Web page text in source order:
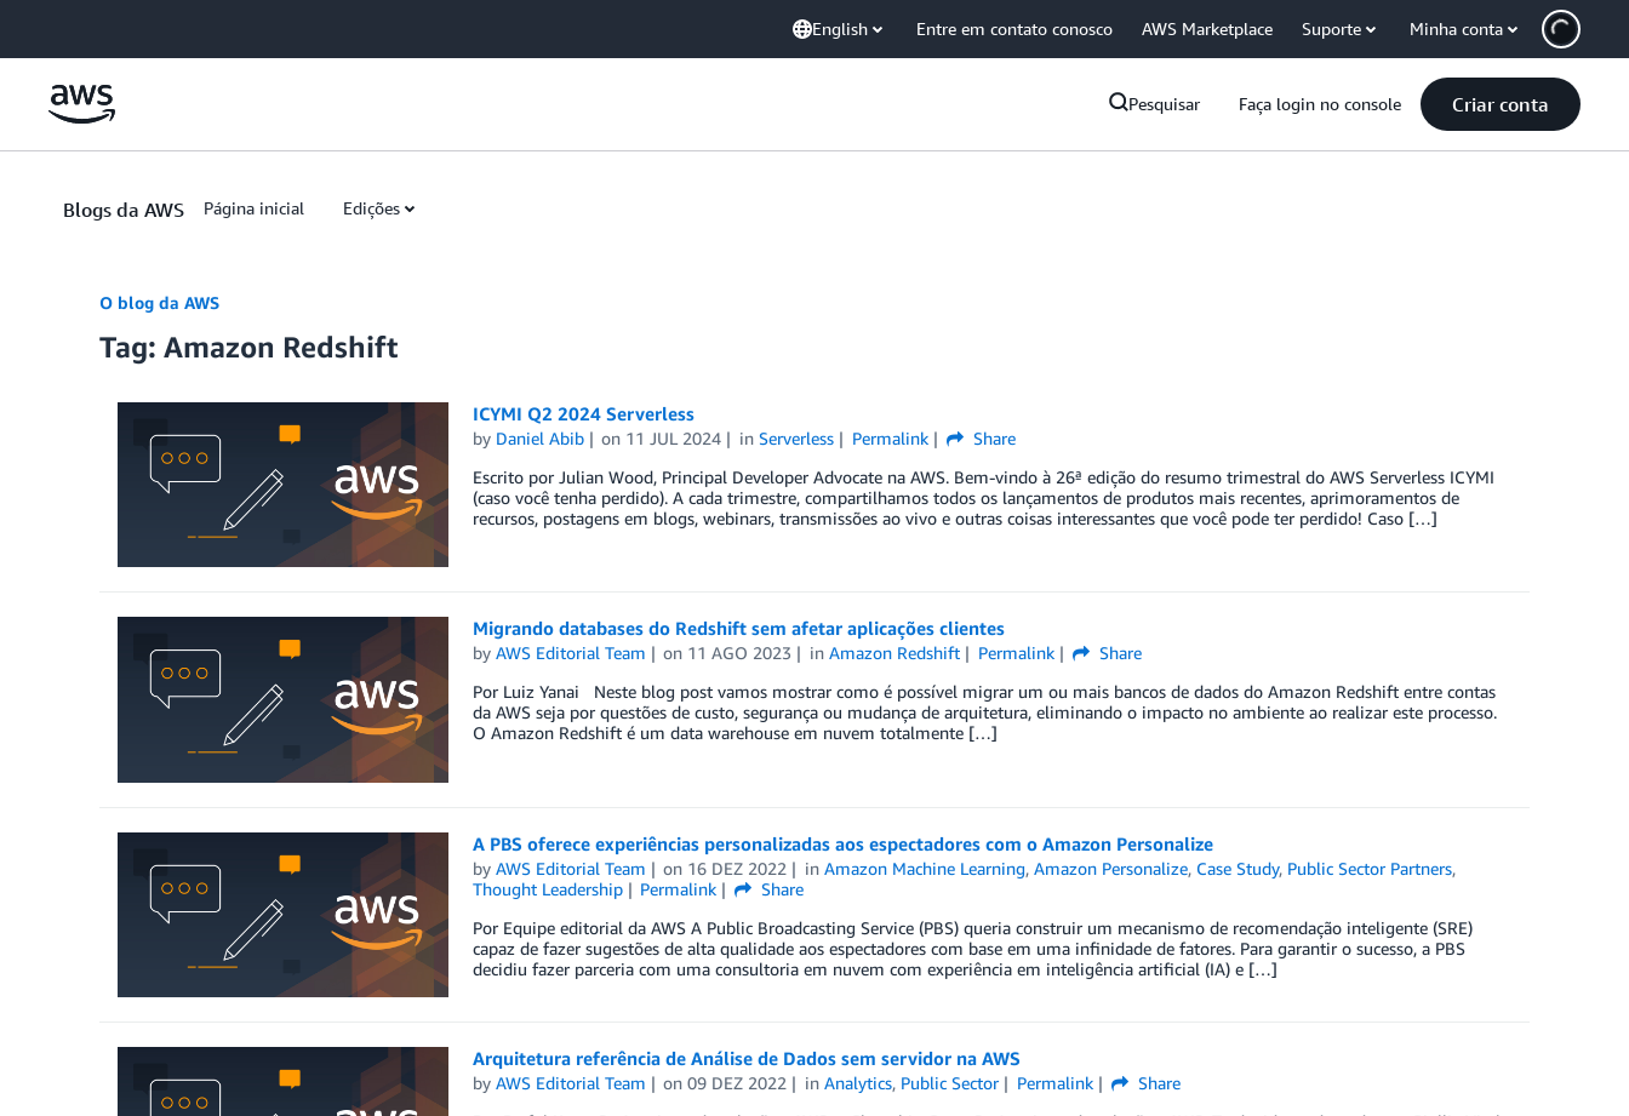
English Entre em contato conosco AWS Marketplace Suporte Minha conta
Pesquisar Faça login no console Criar conta
Blogs da AWS Página inicial Edições
O blog da AWS
Tag: Amazon Redshift
ICYMI Q2 2024 Serverless
by Daniel Abib on 11 JUL 2024 inServerless Permalink
Share
Escrito por Julian Wood, Principal Developer Advocate na AWS. Bem-vindo à 26ª edição do resumo trimestral do AWS Serverless ICYMI
(caso você tenha perdido). A cada trimestre, compartilhamos todos os lançamentos de produtos mais recentes, aprimoramentos de
recursos, postagens em blogs, webinars, transmissões ao vivo e outras coisas interessantes que você pode ter perdido! Caso […]
Migrando databases do Redshift sem afetar aplicações clientes
by AWS Editorial Team on 11 AGO 2023 inAmazon Redshift Permalink
Share
Por Luiz Yanai Neste blog post vamos mostrar como é possível migrar um ou mais bancos de dados do Amazon Redshift entre contas
da AWS seja por questões de custo, segurança ou mudança de arquitetura, eliminando o impacto no ambiente ao realizar este processo.
O Amazon Redshift é um data warehouse em nuvem totalmente […]
A PBS oferece experiências personalizadas aos espectadores com o Amazon Personalize
by AWS Editorial Team on 16 DEZ 2022 inAmazon Machine Learning,Amazon Personalize, Case Study, Public Sector Partners,
Thought Leadership
Permalink
Share
Por Equipe editorial da AWS A Public Broadcasting Service (PBS) queria construir um mecanismo de recomendação inteligente (SRE)
capaz de fazer sugestões de alta qualidade aos espectadores com base em uma infinidade de fatores. Para garantir o sucesso, a PBS
decidiu fazer parceria com uma consultoria em nuvem com experiência em inteligência artificial (IA) e […]
Arquitetura referência de Análise de Dados sem servidor na AWS
by AWS Editorial Team on09 DEZ 2022 inAnalytics, Public Sector Permalink
Share